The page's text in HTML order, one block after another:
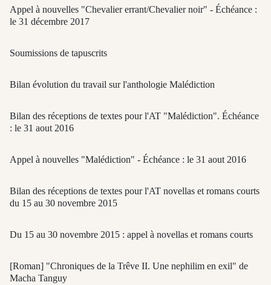
Appel à nouvelles "Chevalier errant/Chevalier noir" - Échéance :
le 31 décembre 2017
Soumissions de tapuscrits
Bilan évolution du travail sur l'anthologie Malédiction
Bilan des réceptions de textes pour l'AT "Malédiction". Échéance
: le 31 aout 2016
Appel à nouvelles "Malédiction" - Échéance : le 31 aout 2016
Bilan des réceptions de textes pour l'AT novellas et romans courts
du 15 au 30 novembre 2015
Du 15 au 30 novembre 2015 : appel à novellas et romans courts
[Roman] "Chroniques de la Trêve II. Une nephilim en exil" de
Macha Tanguy